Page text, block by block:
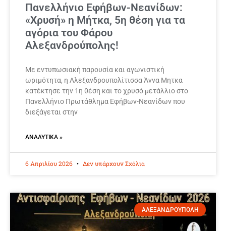
Πανελλήνιο Εφήβων-Νεανίδων:
«Χρυσή» η Μήτκα, 5η θέση για τα
αγόρια του Φάρου
Αλεξανδρούπολης!
Με εντυπωσιακή παρουσία και αγωνιστική
ωριμότητα, η Αλεξανδρουπολίτισσα Άννα Μητκα
κατέκτησε την 1η θέση και το χρυσό μετάλλιο στο
Πανελλήνιο Πρωτάθλημα Εφήβων-Νεανίδων που
διεξάγεται στην
ΑΝΑΛΥΤΙΚΆ »
6 Απριλίου 2026 Δεν υπάρχουν Σχόλια
ΑΛΕΞΑΝΔΡΟΥΠΟΛΗ